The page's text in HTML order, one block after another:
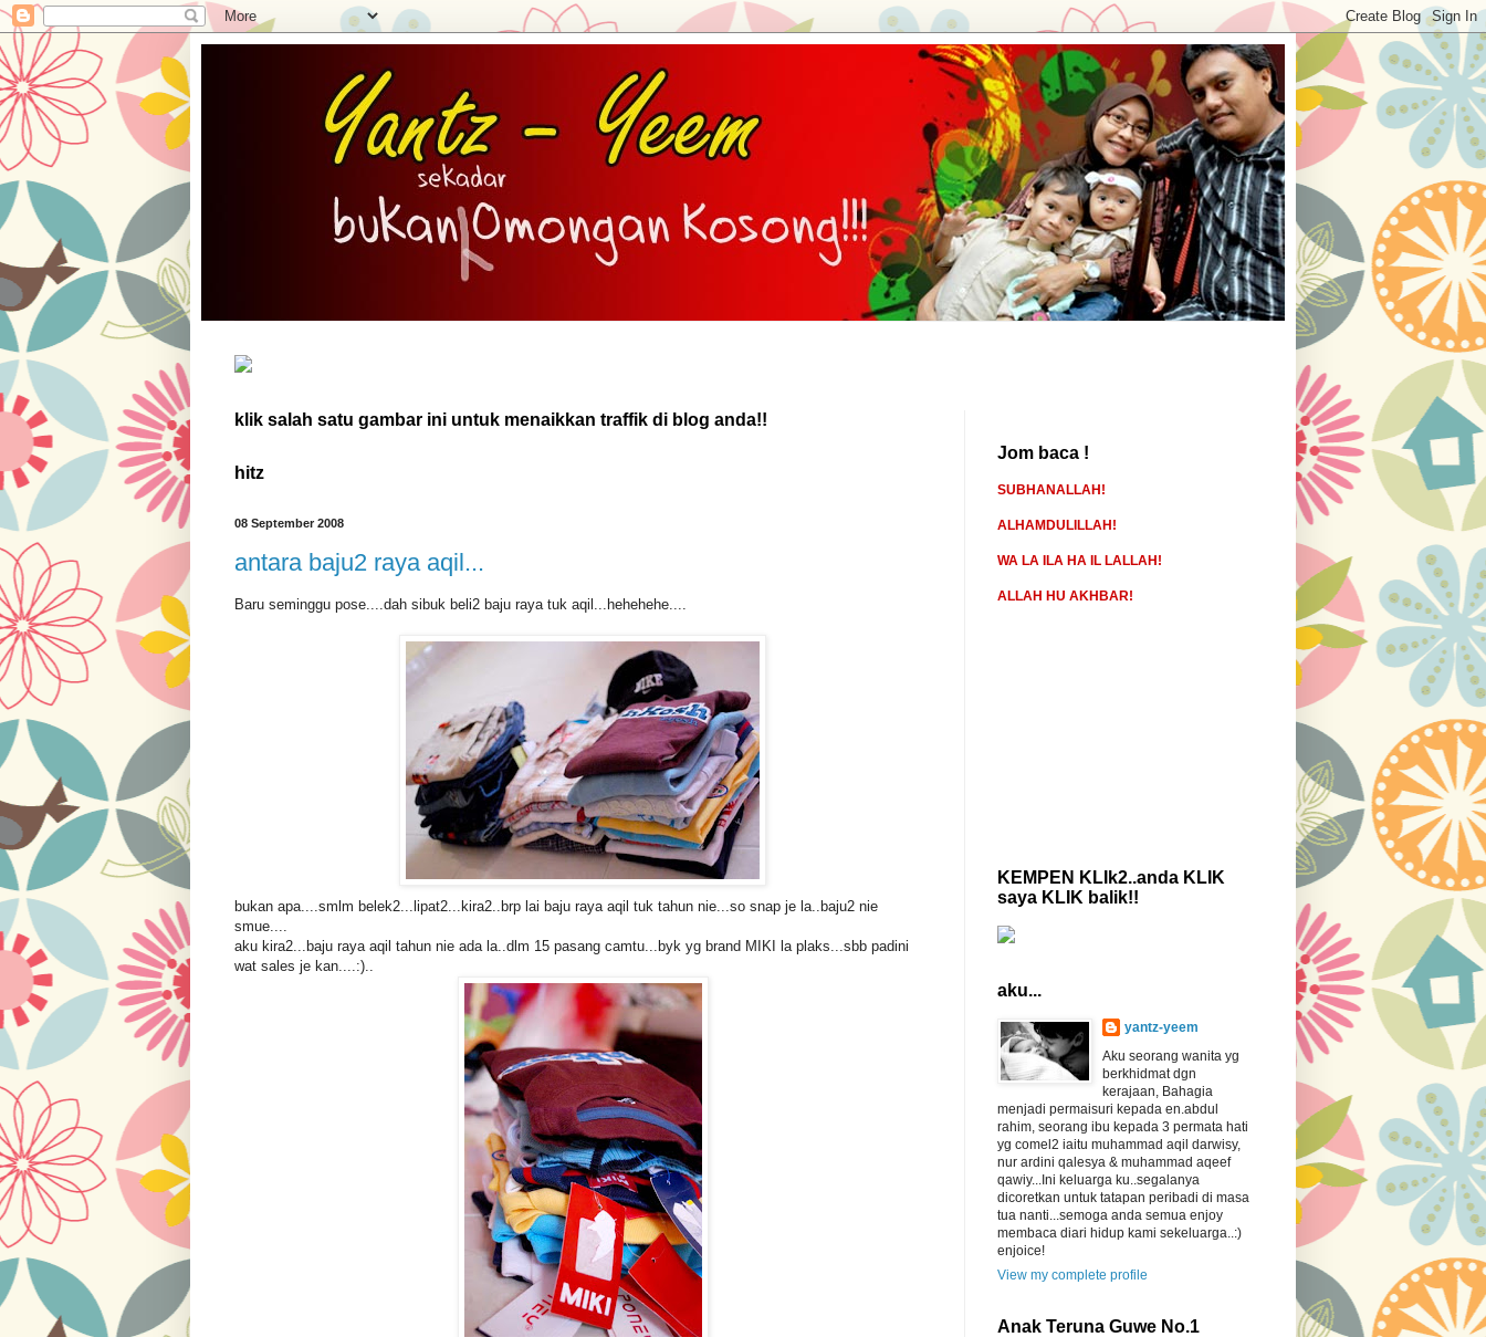
klik salah satu gambar ini untuk menaikkan traffik di blog anda!!
hitz
08 September 2008
antara baju2 raya aqil...
Baru seminggu pose....dah sibuk beli2 baju raya tuk aqil...hehehehe....
bukan apa....smlm belek2...lipat2...kira2..brp lai baju raya aqil tuk tahun nie...so snap je la..baju2 nie
smue....
aku kira2...baju raya aqil tahun nie ada la..dlm 15 pasang camtu...byk yg brand MIKI la plaks...sbb padini
wat sales je kan....:)..
Jom baca !
SUBHANALLAH!
ALHAMDULILLAH!
WA LA ILA HA IL LALLAH!
ALLAH HU AKHBAR!
KEMPEN KLIk2..anda KLIK
saya KLIK balik!!
aku...
yantz-yeem
Aku seorang wanita yg
berkhidmat dgn
kerajaan, Bahagia
menjadi permaisuri kepada en.abdul
rahim, seorang ibu kepada 3 permata hati
yg comel2 iaitu muhammad aqil darwisy,
nur ardini qalesya & muhammad aqeef
qawiy...Ini keluarga ku..segalanya
dicoretkan untuk tatapan peribadi di masa
tua nanti...semoga anda semua enjoy
membaca diari hidup kami sekeluarga..:)
enjoice!
View my complete profile
Anak Teruna Guwe No.1